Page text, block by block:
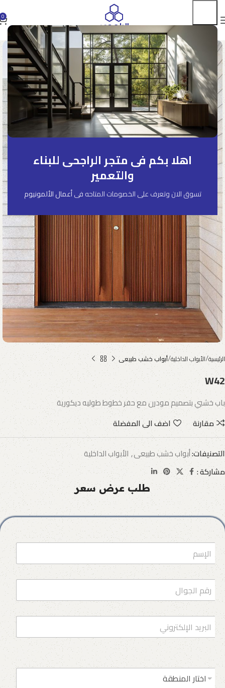
اهلا بكم فى متجر الراجحى للبناء
والتعمير
تسوق الان وتعرف على الخصومات المتاحه فىأعمال الألمونيوم
0
الرئيسية الأبواب الداخلية أبواب خشب طبيعى
W42
باب خشبي بتصميم مودرن مع حفر خطوط طوليه ديكورية
مقارنة
اضف الى المفضلة
التصنيفات:أبواب خشب طبيعى, الأبواب الداخلية
مشاركة :
طلب عرض سعر